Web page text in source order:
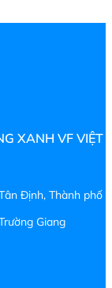
XANH VF VIỆT
Định, Thành phố
Giang